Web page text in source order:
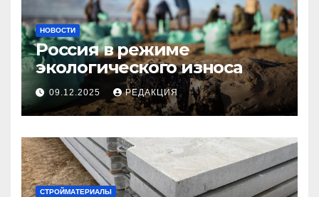
НОВОСТИ
Россия в режиме
экологического износа
09.12.2025 РЕДАКЦИЯ
СТРОЙМАТЕРИАЛЫ